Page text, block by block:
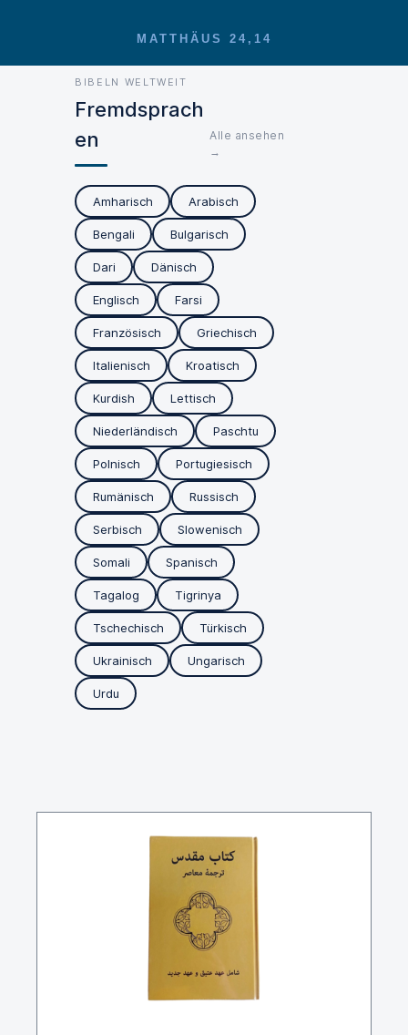
MATTHÄUS 24,14
BIBELN WELTWEIT
Fremdsprach
en
Alle ansehen
→
Amharisch Arabisch
Bengali Bulgarisch
Dari Dänisch
Englisch Farsi
Französisch Griechisch
Italienisch Kroatisch
Kurdish Lettisch
Niederländisch Paschtu
Polnisch Portugiesisch
Rumänisch Russisch
Serbisch Slowenisch
Somali Spanisch
Tagalog Tigrinya
Tschechisch Türkisch
Ukrainisch Ungarisch
Urdu